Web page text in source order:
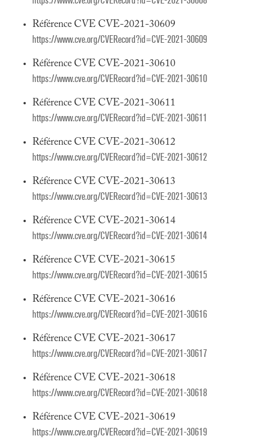
Référence CVE CVE-2021-30609
https://www.cve.org/CVERecord?id=CVE-2021-30609
Référence CVE CVE-2021-30610
https://www.cve.org/CVERecord?id=CVE-2021-30610
Référence CVE CVE-2021-30611
https://www.cve.org/CVERecord?id=CVE-2021-30611
Référence CVE CVE-2021-30612
https://www.cve.org/CVERecord?id=CVE-2021-30612
Référence CVE CVE-2021-30613
https://www.cve.org/CVERecord?id=CVE-2021-30613
Référence CVE CVE-2021-30614
https://www.cve.org/CVERecord?id=CVE-2021-30614
Référence CVE CVE-2021-30615
https://www.cve.org/CVERecord?id=CVE-2021-30615
Référence CVE CVE-2021-30616
https://www.cve.org/CVERecord?id=CVE-2021-30616
Référence CVE CVE-2021-30617
https://www.cve.org/CVERecord?id=CVE-2021-30617
Référence CVE CVE-2021-30618
https://www.cve.org/CVERecord?id=CVE-2021-30618
Référence CVE CVE-2021-30619
https://www.cve.org/CVERecord?id=CVE-2021-30619